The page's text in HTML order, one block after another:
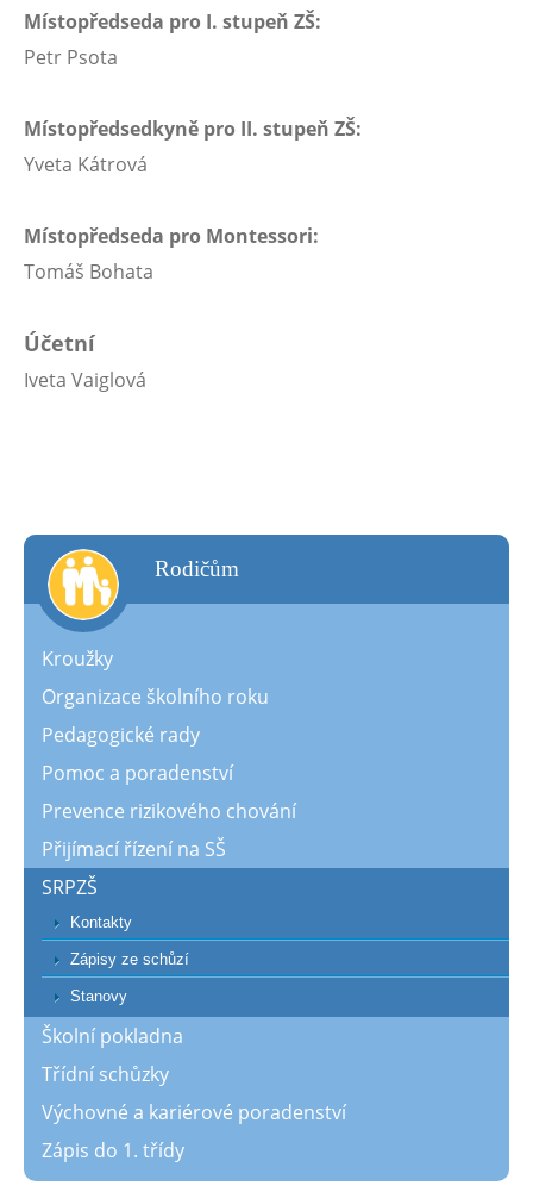
Místopředseda pro I. stupeň ZŠ:
Petr Psota
Místopředsedkyně pro II. stupeň ZŠ:
Yveta Kátrová
Místopředseda pro Montessori:
Tomáš Bohata
Účetní
Iveta Vaiglová
rodičům
Kroužky
Organizace školního roku
Pedagogické rady
Pomoc a poradenství
Prevence rizikového chování
Přijímací řízení na SŠ
SRPZŠ
Kontakty
Zápisy ze schůzí
Stanovy
Školní pokladna
Třídní schůzky
Výchovné a kariérové poradenství
Zápis do 1. třídy